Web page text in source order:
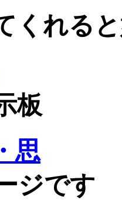
くれる
板
思
ジです